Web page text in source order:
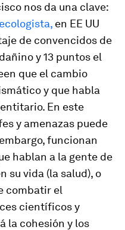
nos da una clave:
en EE UU
de convencidos de
y 13 puntos el
que el cambio
y que habla
En este
y amenazas puede
funcionan
hablan a la gente de
su vida (la salud), o
combatir el
científicos y
la cohesión y los